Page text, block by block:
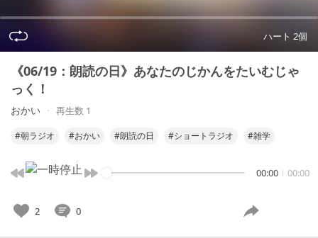
ハート 2個
《06/19：朗読の日》あなたのじかんをたいむじゃ
っく！
おかい 再生数 1
#朝ラジオ #おかい #朗読の日 #ショートラジオ #雑学
00:00 00:00
2 0